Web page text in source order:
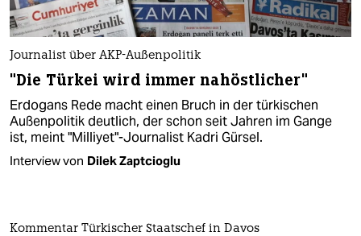
Journalist über AKP-Außenpolitik
"Die Türkei wird immer nahöstlicher"
Erdogans Rede macht einen Bruch in der türkischen
Außenpolitik deutlich, der schon seit Jahren im Gange
ist, meint "Milliyet"-Journalist Kadri Gürsel.
Interview von Dilek Zaptcioglu
Kommentar Türkischer Staatschef in Davos